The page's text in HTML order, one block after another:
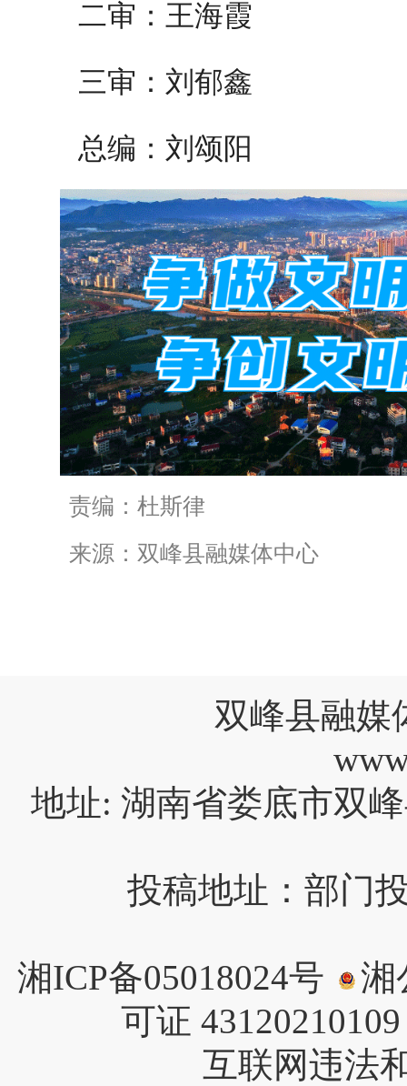
二审：王海霞
三审：刘郁鑫
总编：刘颂阳
责编：杜斯律
来源：双峰县融媒体中心
双峰县融媒
地址: 湖南省娄底市双
投稿地址：部门
湘ICP备05018024号
湘
可证
互联网违法